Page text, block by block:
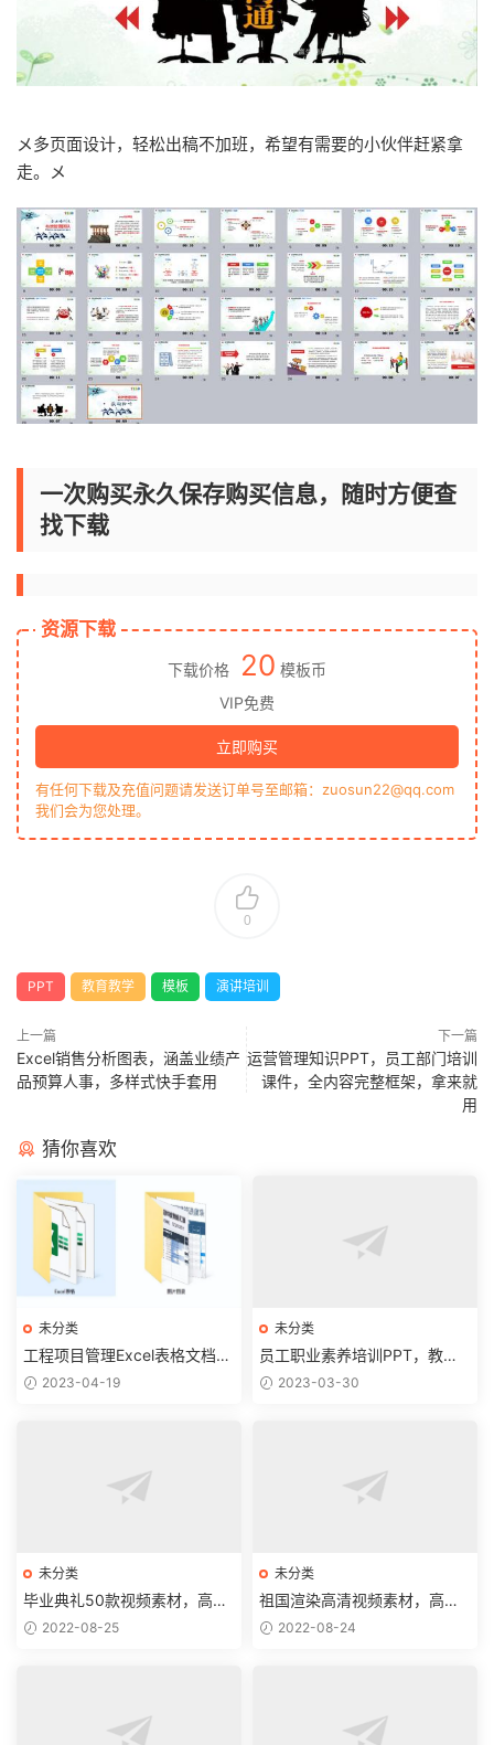
メ多页面设计，轻松出稿不加班，希望有需要的小伙伴赶紧拿
走。メ
一次购买永久保存购买信息，随时方便查
找下载
资源下载
下载价格 20 模板币
VIP免费
立即购买
有任何下载及充值问题请发送订单号至邮箱：zuosun22@qq.com
我们会为您处理。
0
PPT 教育教学 模板 演讲培训
上一篇
Excel销售分析图表，涵盖业绩产
品预算人事，多样式快手套用
下一篇
运营管理知识PPT，员工部门培训
课件，全内容完整框架，拿来就
用
猜你喜欢
未分类
工程项目管理Excel表格文档，
136款模板应用，复制套用超
2023-04-19
未分类
员工职业素养培训PPT，教育
教学演示模板，全内容设置直
2023-03-30
未分类
毕业典礼50款视频素材，高清
卡通剪辑模板，排版应用拿来
2022-08-25
未分类
祖国渲染高清视频素材，高清
视频文件，剪辑套改高质量应
2022-08-24